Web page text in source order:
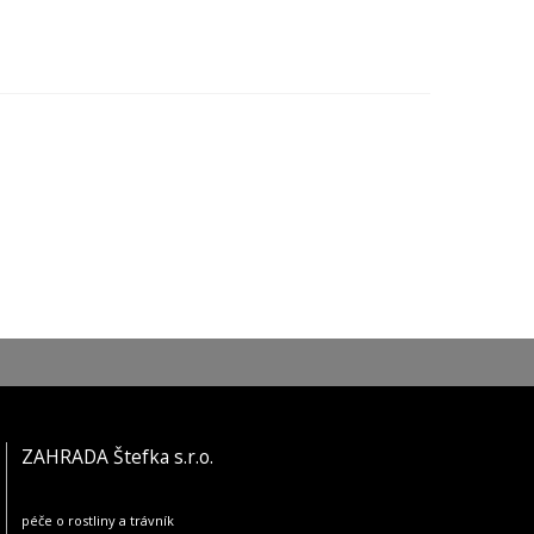
ZAHRADA Štefka s.r.o.
péče o rostliny a trávník